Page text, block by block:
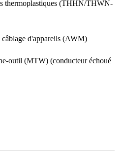
thermoplastiques (THHN/THWN-
d'appareils (AWM)
outil (MTW) (conducteur échoué